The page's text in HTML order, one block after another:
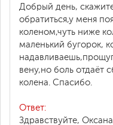
Добрый день,
обратиться,у меня
коленом,чуть ниже
маленький бугорок,
вену,но боль отдаёт
колена. Спасибо.
Ответ:
Здравствуйте,